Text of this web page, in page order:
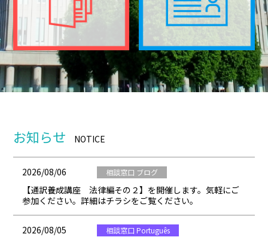
お知らせ NOTICE
2026/08/06 相談窓口 ブログ
【通訳養成講座 法律編その２】を開催します。気軽にご
参加ください。詳細はチラシをご覧ください。
2026/08/05 相談窓口 Português